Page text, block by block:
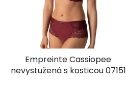
Empreinte Cassiopee
nevystužená s kosticou 07151